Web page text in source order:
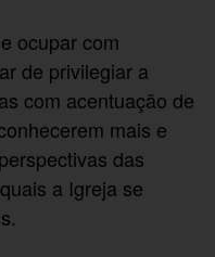
ocupar com
de privilegiar a
com acentuação de
mais e
das
a Igreja se